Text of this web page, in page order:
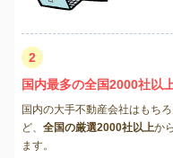
2
国内最多の全国2000社以
国内の大手不動産会社はもち
ど、 全国の厳選2000社以上か
ます。